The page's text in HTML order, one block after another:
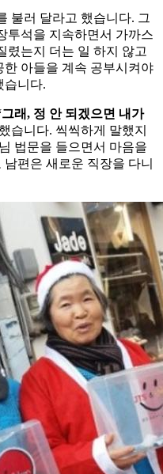
불러 달라고 했습니다. 그
투석을 지속하면서 가까스
렸는지 더는 일 하지 않고
아들을 계속 공부시켜야
습니다.
그래, 정 안 되겠으면 내가
습니다. 씩씩하게 말했지
법문을 들으면서 마음을
편은 새로운 직장을 다니